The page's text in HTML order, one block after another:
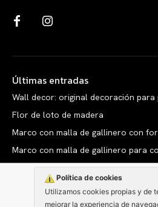
Política de cookies
Utilizamos cookies propias y de
mejorar la experiencia de
Últimas entradas
Wall decor: original decoración para
Flor de loto de madera
Marco con malla de gallinero con
Marco con malla de gallinero para